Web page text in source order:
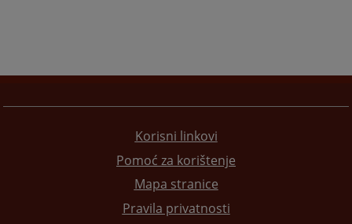
Korisni linkovi
Pomoć za korištenje
Mapa stranice
Pravila privatnosti